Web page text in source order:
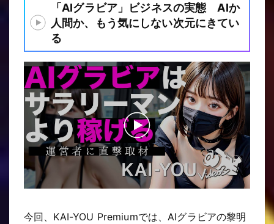
「AIグラビア」ビジネスの実態 AIか
人間か、もう気にしない次元にきてい
る
今回、KAI-YOU Premiumでは、AIグラビアの黎明